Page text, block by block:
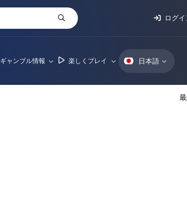
ログイ
ギャンブル情報 楽しくプレイ 日本語